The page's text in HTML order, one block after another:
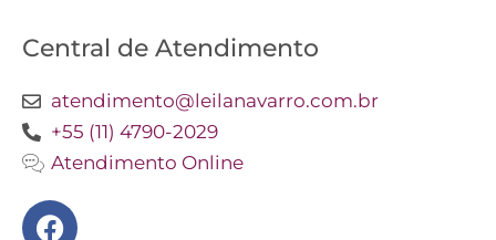
Central de Atendimento
atendimento@leilanavarro.com.br
+55 (11) 4790-2029
Atendimento Online
Facebook
Instagram
Twitter
Youtube
Linkedin
Slideshare